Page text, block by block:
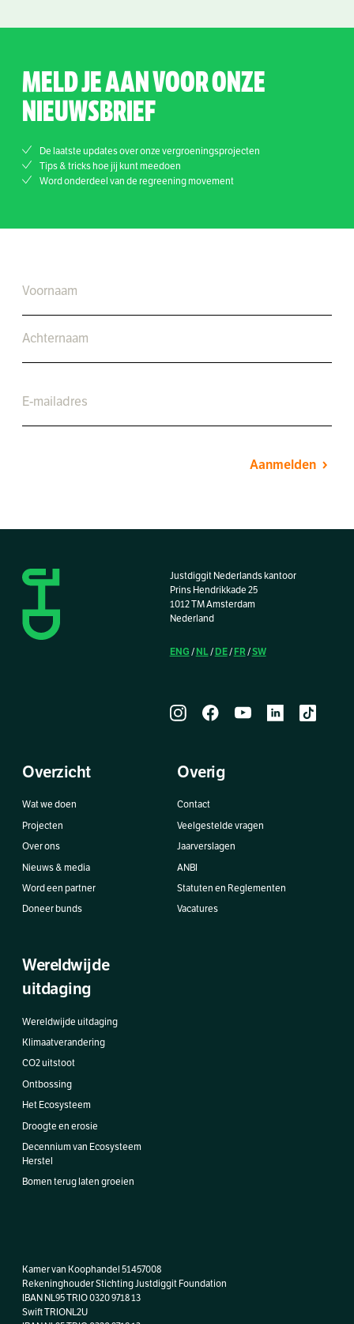
MELD JE AAN VOOR ONZE
NIEUWSBRIEF
De laatste updates over onze vergroeningsprojecten
Tips & tricks hoe jij kunt meedoen
Word onderdeel van de regreening movement
Aanmelden
Justdiggit Nederlands kantoor
Prins Hendrikkade 25
1012 TM Amsterdam
Nederland
ENG / NL / DE/ FR /SW
Overzicht
Wat we doen
Projecten
Over ons
Nieuws & media
Word een partner
Doneer bunds
Overig
Contact
Veelgestelde vragen
Jaarverslagen
ANBI
Statuten en Reglementen
Vacatures
Wereldwijde
uitdaging
Wereldwijde uitdaging
Klimaatverandering
CO2 uitstoot
Ontbossing
Het Ecosysteem
Droogte en erosie
Decennium van Ecosysteem
Herstel
Bomen terug laten groeien
Kamer van Koophandel 51457008
Rekeninghouder Stichting Justdiggit Foundation
IBAN NL95 TRIO 0320 9718 13
Swift TRIONL2U